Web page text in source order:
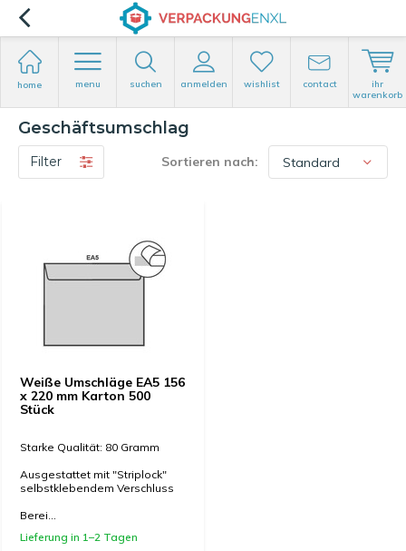
home menu suchen anmelden wishlist contact
ihr
warenkorb
Geschäftsumschlag
Filter Sortieren nach:
Weiße Umschläge EA5 156
x 220 mm Karton 500
Stück
Starke Qualität: 80 Gramm
Ausgestattet mit "Striplock"
selbstklebendem Verschluss
Berei...
Lieferung in 1–2 Tagen